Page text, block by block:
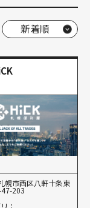
幌市西区八軒十条東
203
：